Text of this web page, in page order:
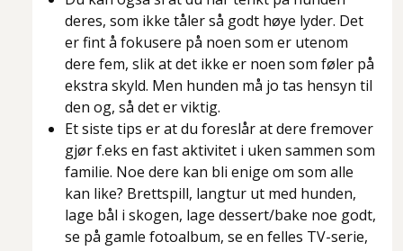
deres, som ikke tåler så godt høye lyder. Det
er fint å fokusere på noen som er utenom
dere fem, slik at det ikke er noen som føler på
ekstra skyld. Men hunden må jo tas hensyn til
den og, så det er viktig.
Et siste tips er at du foreslår at dere fremover
gjør f.eks en fast aktivitet i uken sammen som
familie. Noe dere kan bli enige om som alle
kan like? Brettspill, langtur ut med hunden,
lage bål i skogen, lage dessert/bake noe godt,
se på gamle fotoalbum, se en felles TV-serie,